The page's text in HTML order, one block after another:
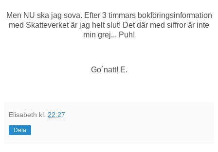
Men NU ska jag sova. Efter 3 timmars bokföringsinformation
med Skatteverket är jag helt slut! Det där med siffror är inte
min grej... Puh!
Go´natt! E.
Elisabeth kl. 22:27
Dela